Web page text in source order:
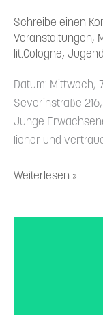
Schreibe einen
Veranstaltungen,
lit.Cologne,
Datum: Mittwoch,
Severin­straße
Junge
licher und
Weiterlesen »